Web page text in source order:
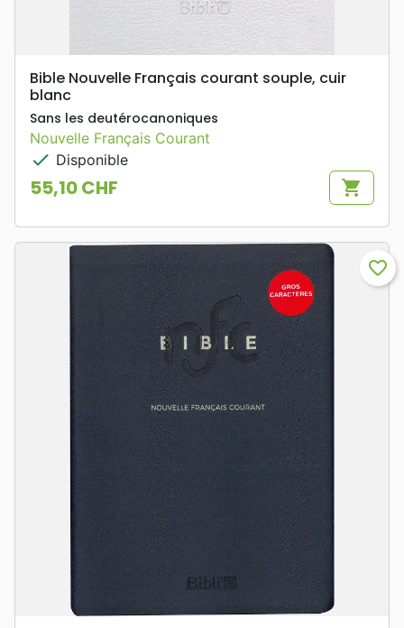
Bible Nouvelle Français courant souple, cuir
blanc
Sans les deutérocanoniques
Nouvelle Français Courant
check Disponible
Prix
55,10 CHF shopping_cart
favorite_border